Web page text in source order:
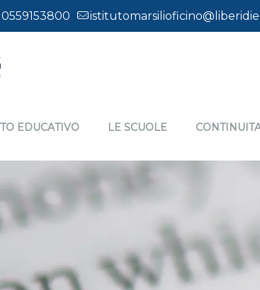
0559153800
EDUCATIVO LE SCUOLE